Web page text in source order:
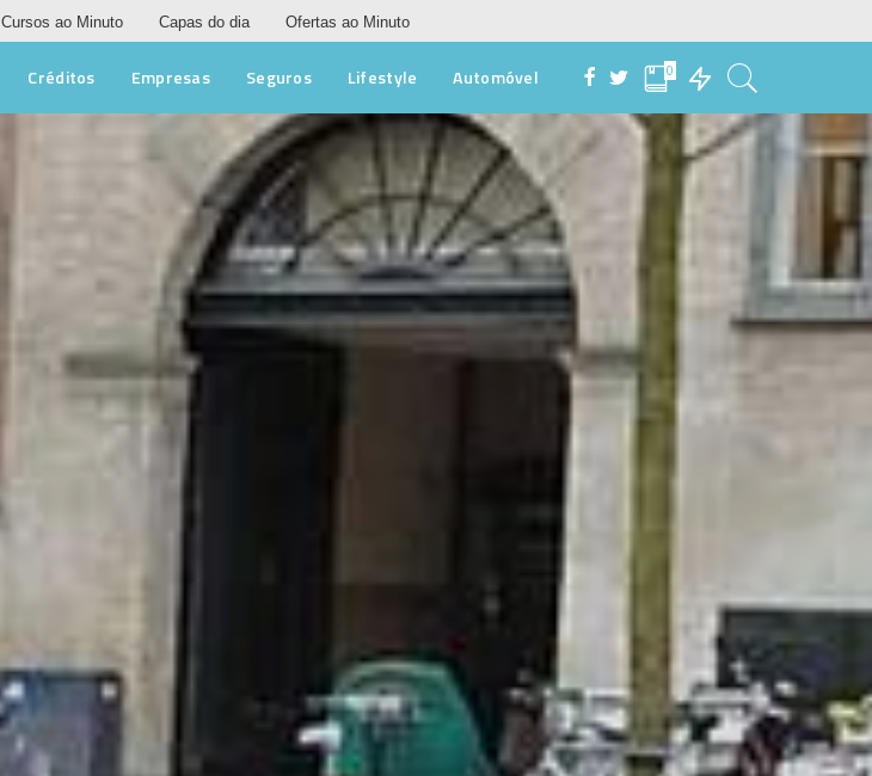
Cursos ao Minuto Capas do dia Ofertas ao Minuto
Créditos Empresas Seguros Lifestyle Automóvel 0